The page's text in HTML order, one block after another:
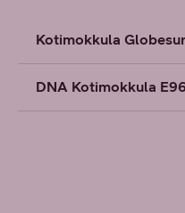
Kotimokkula
DNA Kotimokkula